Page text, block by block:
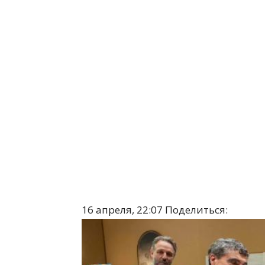
16 апреля, 22:07 Поделиться: